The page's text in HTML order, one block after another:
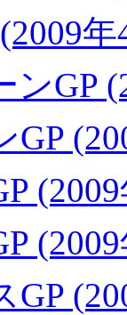
ンGP
GP
GP